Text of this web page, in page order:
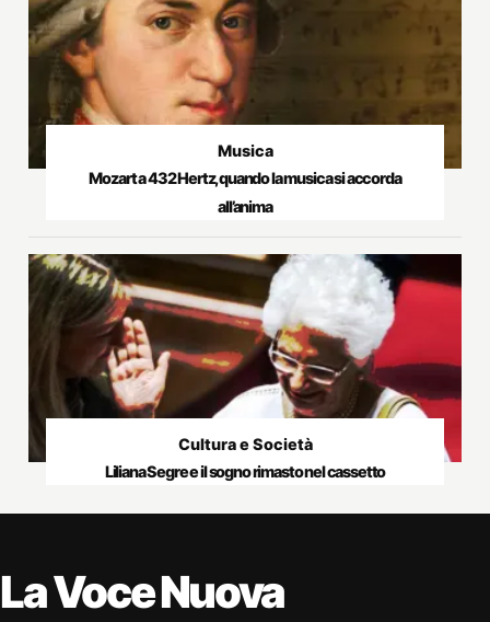
Musica
Mozart a 432 Hertz, quando la musica si accorda
all’anima
Cultura e Società
Liliana Segre e il sogno rimasto nel cassetto
La Voce Nuova